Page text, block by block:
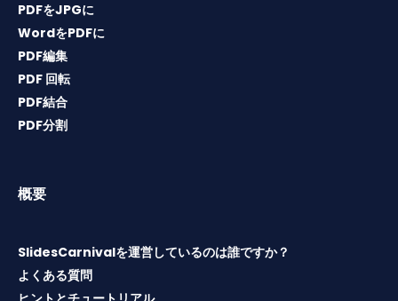
PDFをJPGに
WordをPDFに
PDF編集
PDF 回転
PDF結合
PDF分割
概要
SlidesCarnivalを運営しているのは誰ですか？
よくある質問